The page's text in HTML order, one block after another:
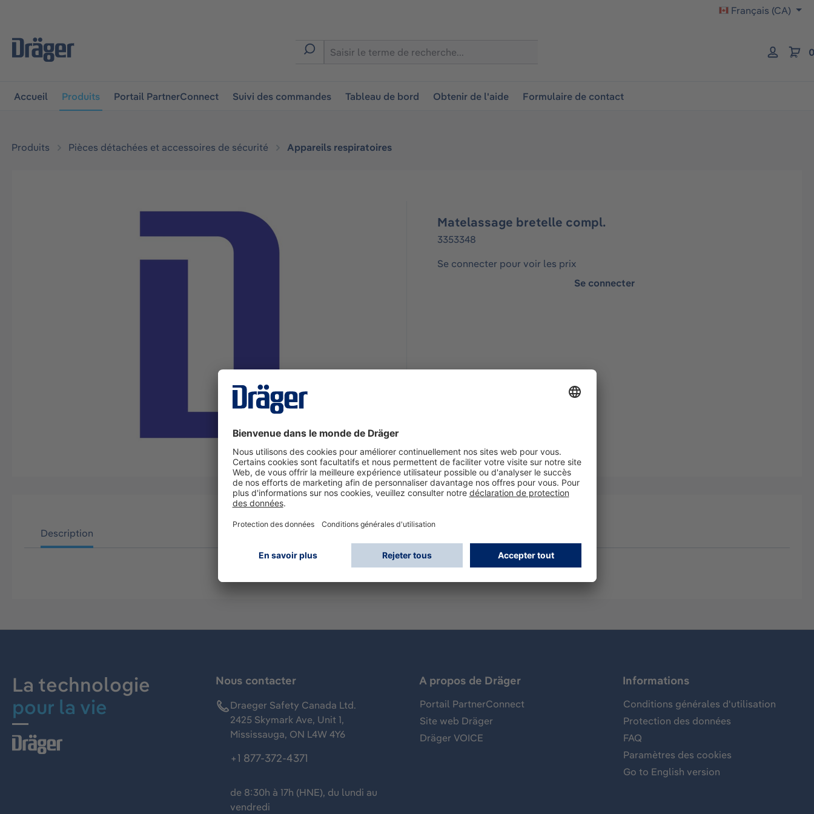
Français (CA)
Accueil Produits Portail PartnerConnect Suivi des commandes Tableau de bord Obtenir de l'aide Formulaire de contact
Produits Pièces détachées et accessoires de sécurité Appareils respiratoires
Matelassage bretelle compl.
3353348
Se connecter pour voir les prix
Se connecter
Description
La technologie
pour la vie
Nous contacter
Draeger Safety Canada Ltd.
2425 Skymark Ave, Unit 1,
Mississauga, ON L4W 4Y6
+1 877-372-4371
de 8:30h à 17h (HNE), du lundi au
vendredi
A propos de Dräger
Portail PartnerConnect
Site web Dräger
Dräger VOICE
Informations
Conditions générales d'utilisation
Protection des données
FAQ
Paramètres des cookies
Go to English version